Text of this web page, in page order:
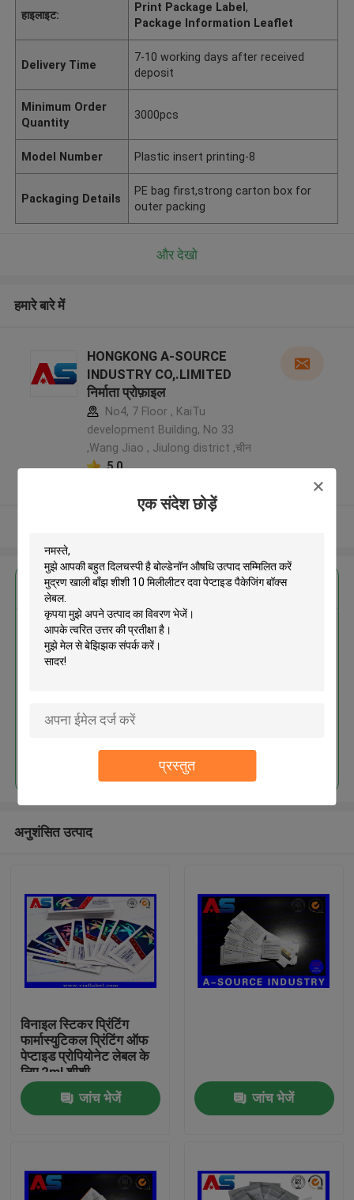
एक संदेश छोड़ें
प्रस्तुत
हमारे बारे में
हाइलाइट:
Print Package Label,
Package Information Leaflet
Delivery Time
7-10 working days after received
deposit
Minimum Order
Quantity
3000pcs
Model Number Plastic insert printing-8
Packaging Details
PE bag first,strong carton box for
outer packing
और देखो
हमारे बारे में
HONGKONG A-SOURCE
INDUSTRY CO,.LIMITED
निर्माता प्रोफ़ाइल
No4, 7 Floor , KaiTu
development Building, No 33
,Wang Jiao , Jiulong district ,चीन
5.0
सबसे उत्तम प्रतिदान प्राप्त करें
बोल्डेनॉन औषधि उत्पाद सम्मिलित करें
मुद्रण खाली बाँझ शीशी 10 मिलीलीटर दवा
जारी रखें
अनुशंसित उत्पाद
विनाइल स्टिकर प्रिंटिंग
फार्मास्युटिकल प्रिंटिंग ऑफ
पेप्टाइड प्रोपियोनेट लेबल के
लिए 2ml शीशी
जांच भेजें
जांच भेजें